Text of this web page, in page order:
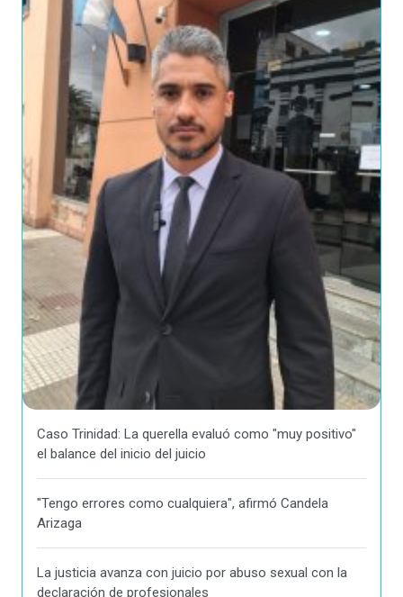
Caso Trinidad: La querella evaluó como "muy positivo"
el balance del inicio del juicio
"Tengo errores como cualquiera", afirmó Candela
Arizaga
La justicia avanza con juicio por abuso sexual con la
declaración de profesionales